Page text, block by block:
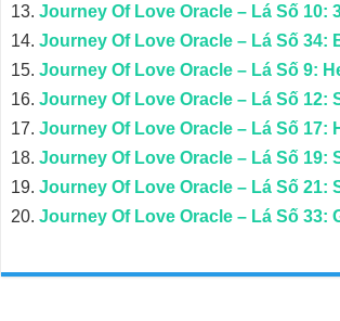
Journey Of Love Oracle – Lá Số 10:
Journey Of Love Oracle – Lá Số 34:
Journey Of Love Oracle – Lá Số 9:
Journey Of Love Oracle – Lá Số 12:
Journey Of Love Oracle – Lá Số 17:
Journey Of Love Oracle – Lá Số 19:
Journey Of Love Oracle – Lá Số 21:
Journey Of Love Oracle – Lá Số 33: